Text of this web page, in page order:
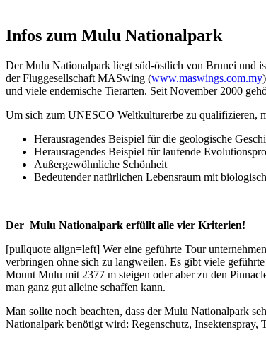
Infos zum Mulu Nationalpark
Der Mulu Nationalpark liegt süd-östlich von Brunei und
der Fluggesellschaft MASwing (www.maswings.com.my
und viele endemische Tierarten. Seit November 2000
Um sich zum UNESCO Weltkulturerbe zu qualifizieren,
Herausragendes Beispiel für die geologische
Herausragendes Beispiel für laufende
Außergewöhnliche Schönheit
Bedeutender natürlichen Lebensraum mit
Der Mulu Nationalpark erfüllt alle vier Kriterien!
[pullquote align=left] Wer eine geführte Tour
verbringen ohne sich zu langweilen. Es gibt viele
Mount Mulu mit 2377 m steigen oder aber zu den
man ganz gut alleine schaffen kann.
Man sollte noch beachten, dass der Mulu Nationalpark
Nationalpark benötigt wird: Regenschutz,